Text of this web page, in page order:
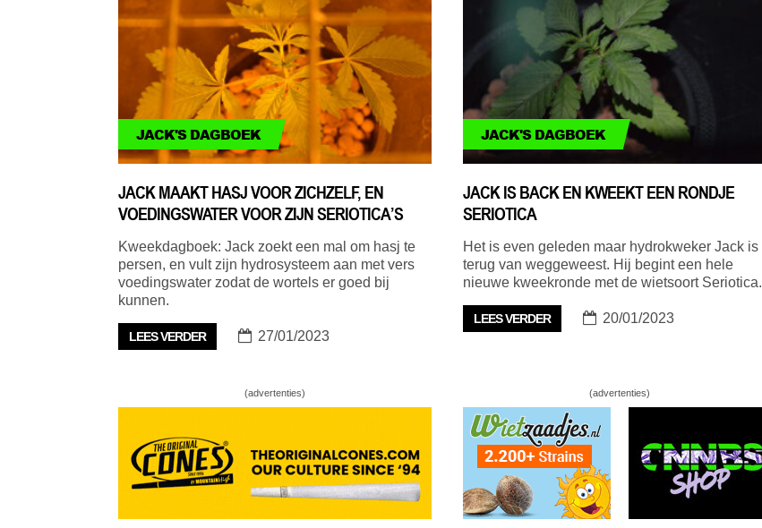
JACK'S DAGBOEK
JACK MAAKT HASJ VOOR ZICHZELF, EN
VOEDINGSWATER VOOR ZIJN SERIOTICA’S
Kweekdagboek: Jack zoekt een mal om hasj te
persen, en vult zijn hydrosysteem aan met vers
voedingswater zodat de wortels er goed bij
kunnen.
LEES VERDER 27/01/2023
JACK'S DAGBOEK
JACK IS BACK EN KWEEKT EEN RONDJE
SERIOTICA
Het is even geleden maar hydrokweker Jack is
terug van weggeweest. Hij begint een hele
nieuwe kweekronde met de wietsoort Seriotica.
LEES VERDER 20/01/2023
(advertenties)
(advertenties)